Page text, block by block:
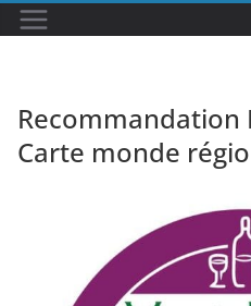
Recommandation
Carte monde